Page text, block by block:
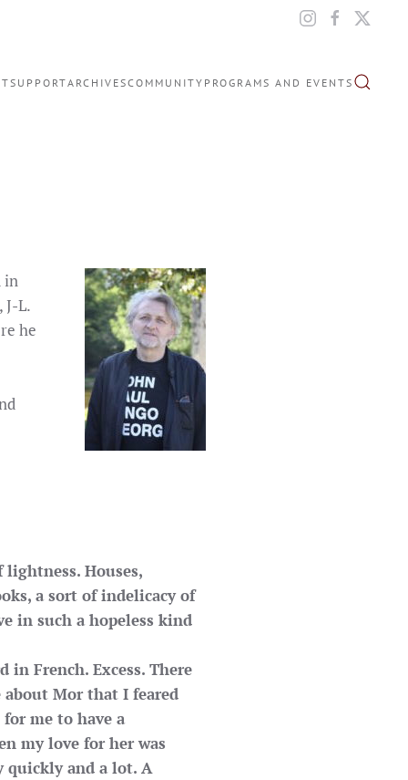
SUPPORTARCHIVESCOMMUNITY PROGRAMS AND EVENTS
in
J-L.
he
Houses,
a sort of indelicacy of
in such a hopeless kind
in French. Excess. There
about Mor that I feared
me to have a
my love for her was
quickly and a lot. A